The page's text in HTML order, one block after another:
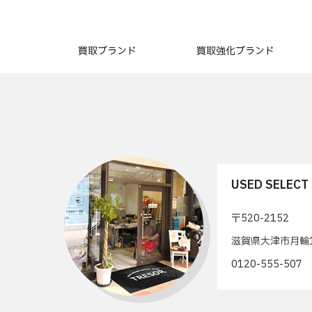
買取ブランド 買取強化ブランド
USED
〒520-2152
滋賀県大津市月
0120-555-507